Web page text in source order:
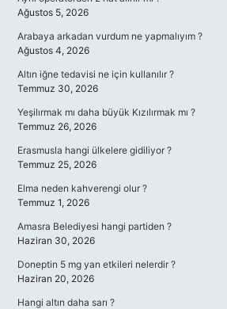
Ağustos 5, 2026
Arabaya arkadan vurdum ne yapmalıyım ?
Ağustos 4, 2026
Altın iğne tedavisi ne için kullanılır ?
Temmuz 30, 2026
Yeşilırmak mı daha büyük Kızılırmak mı ?
Temmuz 26, 2026
Erasmusla hangi ülkelere gidiliyor ?
Temmuz 25, 2026
Elma neden kahverengi olur ?
Temmuz 1, 2026
Amasra Belediyesi hangi partiden ?
Haziran 30, 2026
Doneptin 5 mg yan etkileri nelerdir ?
Haziran 20, 2026
Hangi altın daha sarı ?